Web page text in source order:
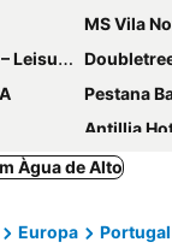
MS Vila
Hotel
Doubletree
Pestana
Antillia
Terra
Caloura
Àgua de Alto
Europa Portugal